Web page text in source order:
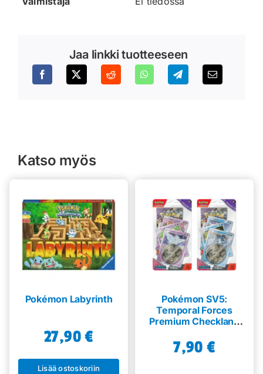
Jaa linkki tuotteeseen
Katso myös
Pokémon Labyrinth
27,90€
Lisää ostoskoriin
Pokémon SV5:
Temporal Forces
Premium Checklane
7,90 €